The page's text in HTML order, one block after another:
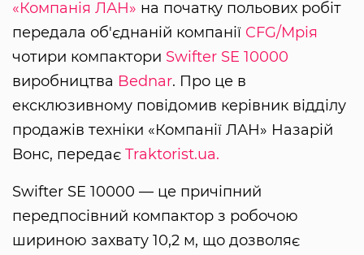
«Компанія ЛАН» на початку польових робіт
передала об'єднаній компанії CFG/Мрія
чотири компактори Swifter SE 10000
виробництва Bednar. Про це в
ексклюзивному повідомив керівник відділу
продажів техніки «Компанії ЛАН» Назарій
Вонс, передає Traktorist.ua.
Swifter SE 10000 — це причіпний
передпосівний компактор з робочою
шириною захвату 10,2 м, що дозволяє